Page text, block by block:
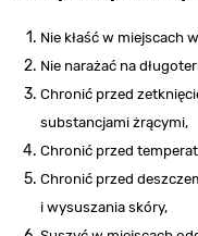
Nie kłaść w miejscach
Nie narażać na
Chronić przed
substancjami żrącymi,
Chronić przed
Chronić przed
i wysuszania skóry,